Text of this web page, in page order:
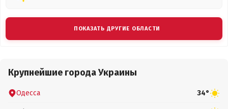
ПОКАЗАТЬ ДРУГИЕ ОБЛАСТИ
Крупнейшие города Украины
Одесса 34°